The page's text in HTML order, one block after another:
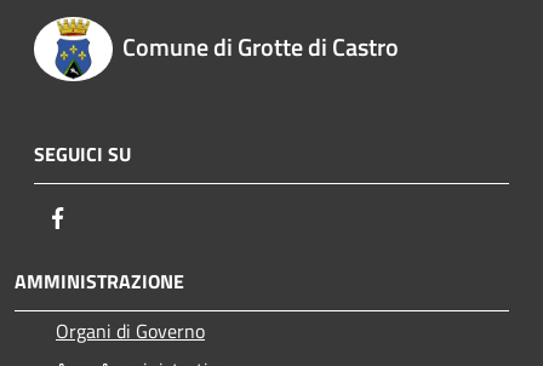
Comune di Grotte di Castro
SEGUICI SU
AMMINISTRAZIONE
Organi di Governo